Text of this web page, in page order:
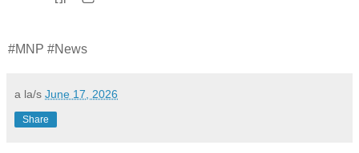
#MNP #News
a la/s June 17, 2026
Share